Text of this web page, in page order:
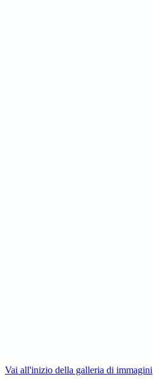
Vai all'inizio della galleria di immagini